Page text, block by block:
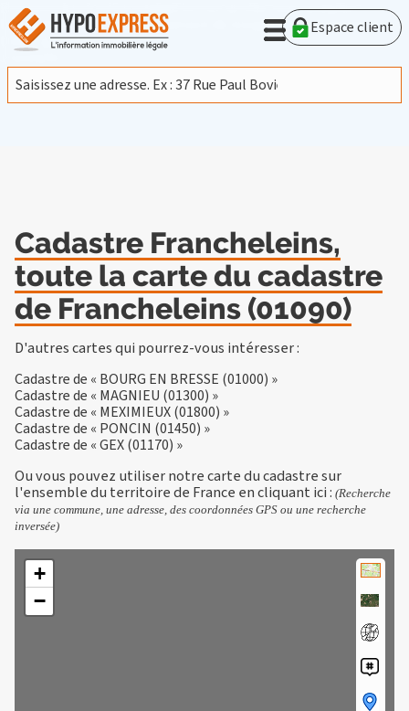
En poursuivant votre navigation sur ce site, vous acceptez
l'utilisation de cookies provenant de Google afin d'analyser le
trafic.En savoir plus
J'accepte
Espace client
Cadastre Francheleins,
toute la carte du cadastre
de Francheleins (01090)
D'autres cartes qui pourrez-vous intéresser :
Cadastre de « BOURG EN BRESSE (01000) »
Cadastre de « MAGNIEU (01300) »
Cadastre de « MEXIMIEUX (01800) »
Cadastre de « PONCIN (01450) »
Cadastre de « GEX (01170) »
Ou vous pouvez utiliser notre carte du cadastre sur
l'ensemble du territoire de France encliquant ici: (Recherche
via une commune, une adresse, des coordonnées GPS ou une recherche
inversée)
+
−